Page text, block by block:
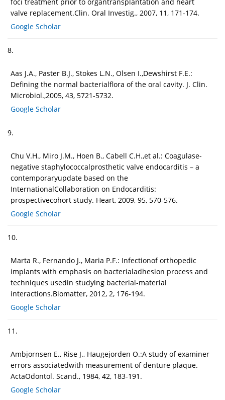
foci treatment prior to organtransplantation and heart
valve replacement.Clin. Oral Investig., 2007, 11, 171-174.
Google Scholar
8.
Aas J.A., Paster B.J., Stokes L.N., Olsen I.,Dewshirst F.E.:
Defining the normal bacterialflora of the oral cavity. J. Clin.
Microbiol.,2005, 43, 5721-5732.
Google Scholar
9.
Chu V.H., Miro J.M., Hoen B., Cabell C.H.,et al.: Coagulase-
negative staphylococcalprosthetic valve endocarditis – a
contemporaryupdate based on the
InternationalCollaboration on Endocarditis:
prospectivecohort study. Heart, 2009, 95, 570-576.
Google Scholar
10.
Marta R., Fernando J., Maria P.F.: Infectionof orthopedic
implants with emphasis on bacterialadhesion process and
techniques usedin studying bacterial-material
interactions.Biomatter, 2012, 2, 176-194.
Google Scholar
11.
Ambjornsen E., Rise J., Haugejorden O.:A study of examiner
errors associatedwith measurement of denture plaque.
ActaOdontol. Scand., 1984, 42, 183-191.
Google Scholar